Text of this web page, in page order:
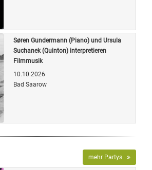
Søren Gundermann (Piano) und Ursula
Suchanek (Quinton) interpretieren
Filmmusik
10.10.2026
Bad Saarow
mehr Partys